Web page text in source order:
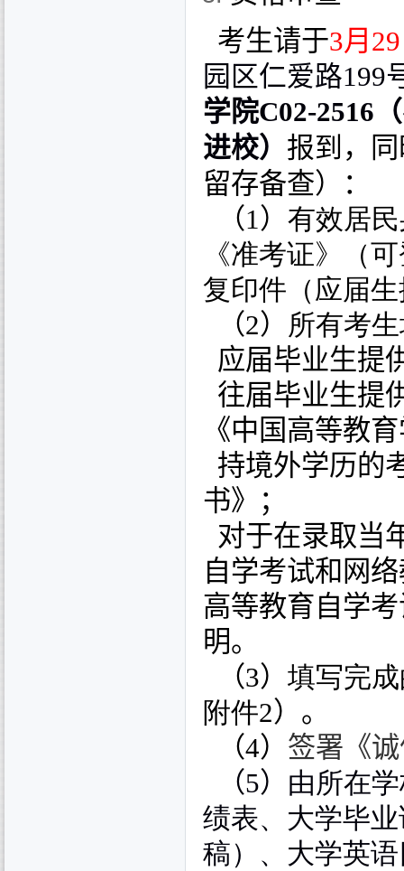
考生请于3月 29
园区仁爱路199
学院C02-2516
进校） 报到 ，
留存备查）：
（1） 有效居
《准考证》（
复印件（应届
（2） 所有考
应届毕业生提
往届毕业生提
《中国高等教
持境外学历的
书》 ；
对于在录取当
自学考试和网
高等教育自学
明。
（3） 填写完
附件2） 。
（4） 签署《
（5） 由所在
绩表、大学毕
稿）、大学英